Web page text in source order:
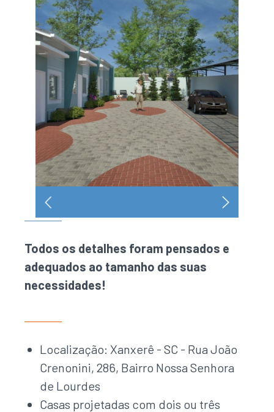
Todos os detalhes foram pensados e
adequados ao tamanho das suas
necessidades!
Localização: Xanxerê - SC - Rua João
Crenonini, 286, Bairro Nossa Senhora
de Lourdes
Casas projetadas com dois ou três